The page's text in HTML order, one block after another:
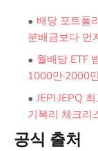
배당 포트폴
분배금보다 먼
월배당 ETF
1000만·2000
JEPI·JEPQ
기복리 체크리
공식 출처